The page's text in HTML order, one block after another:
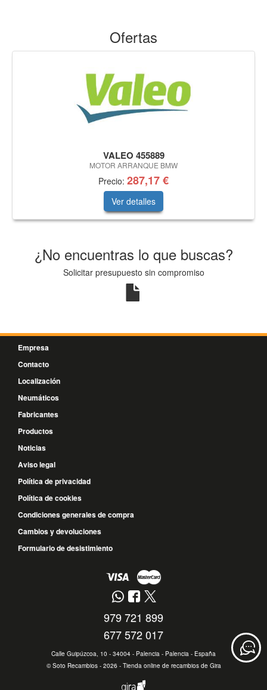
Ofertas
VALEO 455889
MOTOR ARRANQUE BMW
Precio: 287,17 €
Ver detalles
¿No encuentras lo que buscas?
Solicitar presupuesto sin compromiso
Empresa
Contacto
Localización
Neumáticos
Fabricantes
Productos
Noticias
Aviso legal
Política de privacidad
Política de cookies
Condiciones generales de compra
Cambios y devoluciones
Formulario de desistimiento
979 721 899
677 572 017
Calle Guipúzcoa, 10 - 34004 - Palencia - Palencia - España
©Soto Recambios- 2026 - Tienda online de recambios de Gira